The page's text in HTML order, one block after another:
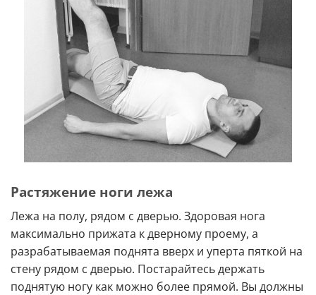
Растяжение ноги лежа
Лежа на полу, рядом с дверью. Здоровая нога
максимально прижата к дверному проему, а
разрабатываемая поднята вверх и уперта пяткой на
стену рядом с дверью. Постарайтесь держать
поднятую ногу как можно более прямой. Вы должны